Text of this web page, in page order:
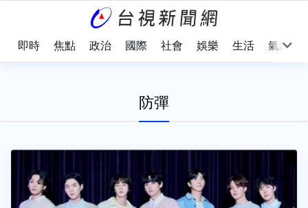
即時 焦點 政治 國際 社會 娛樂 生活 氣象
防彈